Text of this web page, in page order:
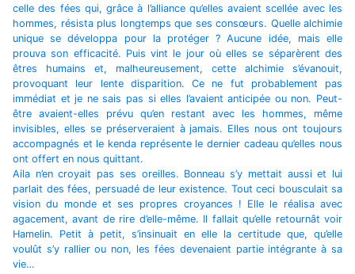
celle des fées qui, grâce à l’alliance qu’elles avaient scellée avec les
hommes, résista plus longtemps que ses consœurs. Quelle alchimie
unique se développa pour la protéger ? Aucune idée, mais elle
prouva son efficacité. Puis vint le jour où elles se séparèrent des
êtres humains et, malheureusement, cette alchimie s’évanouit,
provoquant leur lente disparition. Ce ne fut probablement pas
immédiat et je ne sais pas si elles l’avaient anticipée ou non. Peut-
être avaient-elles prévu qu’en restant avec les hommes, même
invisibles, elles se préserveraient à jamais. Elles nous ont toujours
accompagnés et le kenda représente le dernier cadeau qu’elles nous
ont offert en nous quittant.
Aila n’en croyait pas ses oreilles. Bonneau s’y mettait aussi et lui
parlait des fées, persuadé de leur existence. Tout ceci bousculait sa
vision du monde et ses propres croyances ! Elle le réalisa avec
agacement, avant de rire d’elle-même. Il fallait qu’elle retournât voir
Hamelin. Petit à petit, s’insinuait en elle la certitude que, qu’elle
voulût s’y rallier ou non, les fées devenaient partie intégrante à sa
vie…